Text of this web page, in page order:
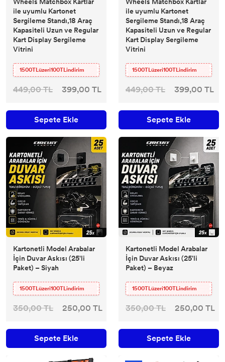
ile uyumlu Kartonet
Sergileme Standı,18 Araç
Kapasiteli Uzun ve Regular
Kart Display Sergileme
Vitrini
1500TLüzeri100TLindirim
449,00 TL 399,00 TL
Sepete Ekle
ile uyumlu Kartonet
Sergileme Standı,18 Araç
Kapasiteli Uzun ve Regular
Kart Display Sergileme
Vitrini
1500TLüzeri100TLindirim
449,00 TL 399,00 TL
Sepete Ekle
Kartonetli Model Arabalar
İçin Duvar Askısı (25'li
Paket) – Siyah
1500TLüzeri100TLindirim
350,00 TL 250,00 TL
Sepete Ekle
Kartonetli Model Arabalar
İçin Duvar Askısı (25'li
Paket) – Beyaz
1500TLüzeri100TLindirim
350,00 TL 250,00 TL
Sepete Ekle